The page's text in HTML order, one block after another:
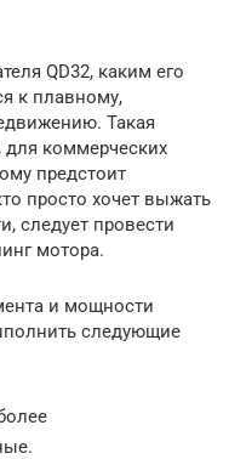
QD32, каким его
к плавному,
Такая
для коммерческих
предстоит
просто хочет выжать
следует провести
мотора.
и мощности
следующие